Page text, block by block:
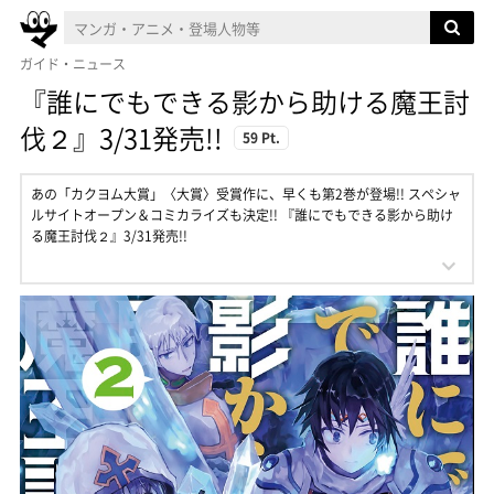
ガイド・ニュース
『誰にでもできる影から助ける魔王討
伐２』3/31発売!!
59 Pt.
あの「カクヨム大賞」〈大賞〉受賞作に、早くも第2巻が登場!! スペシャ
ルサイトオープン＆コミカライズも決定!! 『誰にでもできる影から助け
る魔王討伐２』3/31発売!!